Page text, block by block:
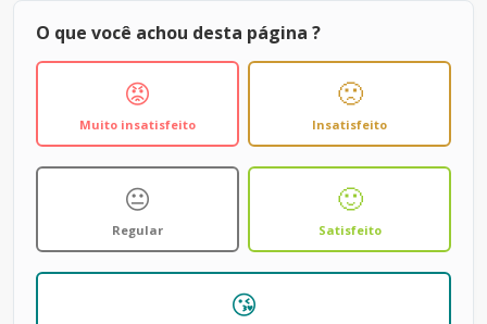
O que você achou desta página ?
😡
Muito insatisfeito
🙁
Insatisfeito
😐
Regular
🙂
Satisfeito
😘